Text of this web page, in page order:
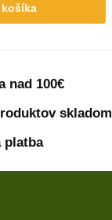
nad 100€
skladom
platba